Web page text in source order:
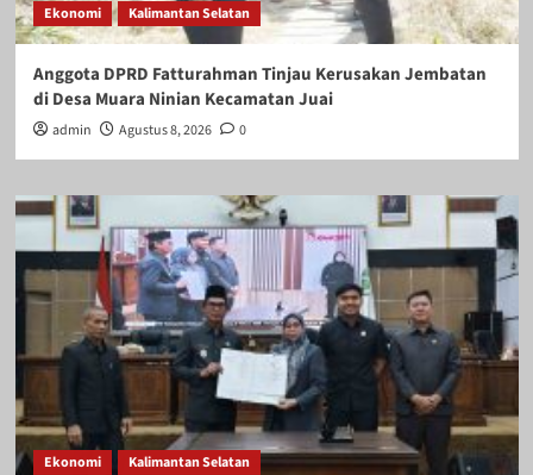
Ekonomi Kalimantan Selatan
Anggota DPRD Fatturahman Tinjau Kerusakan Jembatan
di Desa Muara Ninian Kecamatan Juai
admin Agustus 8, 2026 0
Ekonomi Kalimantan Selatan